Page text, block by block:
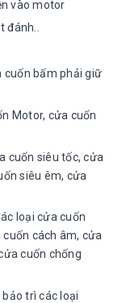
vào motor
cuốn bấm phải giữ
Motor, cửa cuốn
cuốn siêu tốc, cửa
siêu êm, cửa
loại cửa cuốn
cách âm, cửa
cuốn chống
trì các loại